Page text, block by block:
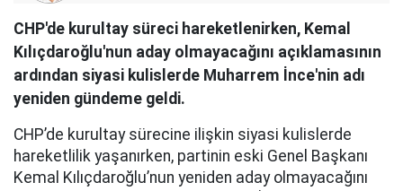
CHP'de kurultay süreci hareketlenirken, Kemal
Kılıçdaroğlu'nun aday olmayacağını açıklamasının
ardından siyasi kulislerde Muharrem İnce'nin adı
yeniden gündeme geldi.
CHP’de kurultay sürecine ilişkin siyasi kulislerde
hareketlilik yaşanırken, partinin eski Genel Başkanı
Kemal Kılıçdaroğlu’nun yeniden aday olmayacağını